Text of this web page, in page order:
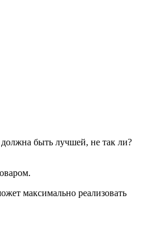
должна быть лучшей, не так ли?
максимально реализовать